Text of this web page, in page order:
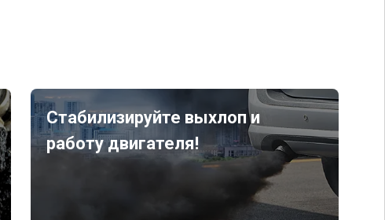
Стабилизируйте выхлоп и
работу двигателя!